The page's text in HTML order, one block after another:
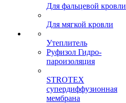
Для фальцевой кровли
Для мягкой кровли
Утеплитель
Руфизол Гидро-
пароизоляция
STROTEX
супердиффузионная
мембрана